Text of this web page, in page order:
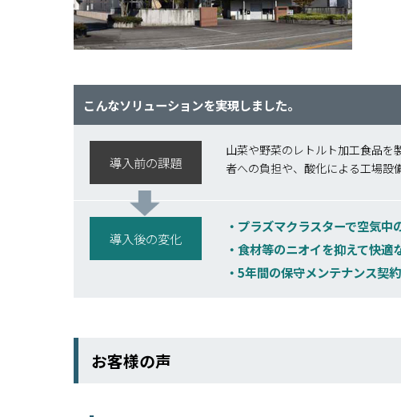
こんなソリューションを実現しました。
導入前の課題
山菜や野菜のレトルト加工食品を
者への負担や、酸化による工場設
導入後の変化
プラズマクラスターで空気中
食材等のニオイを抑えて快適
5年間の保守メンテナンス契
お客様の声